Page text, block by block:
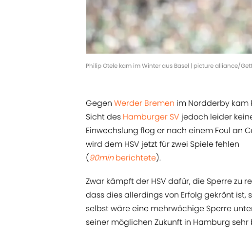
Philip Otele kam im Winter aus Basel | picture alliance/
Gegen Werder Bremen im Nordderby kam
Sicht des Hamburger SV jedoch leider
Einwechslung flog er nach einem Foul an
wird dem HSV jetzt für zwei Spiele fehlen
(90minberichtete).
Zwar kämpft der HSV dafür, die Sperre zu
dass dies allerdings von Erfolg gekrönt ist,
selbst wäre eine mehrwöchige Sperre
seiner möglichen Zukunft in Hamburg sehr